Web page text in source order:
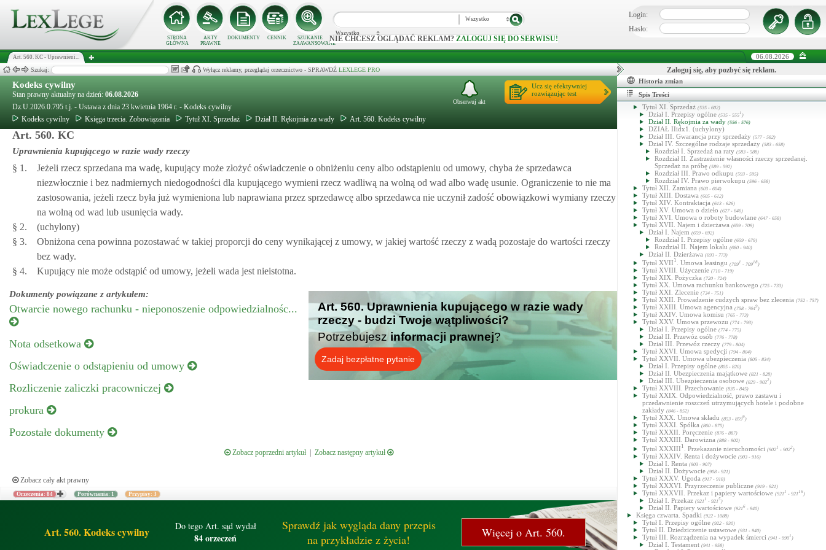
STRONA
GŁÓWNA
AKTY
PRAWNE
DOKUMENTY CENNIK
SZUKANIE
ZAAWANSOWANE
Wszystko
Wszystko
NIE CHCESZ OGLĄDAĆ REKLAM? ZALOGUJ SIĘ DO SERWISU!
Login:
Hasło:
Art. 560. KC - Uprawnieni... 06.08.2026
Szukaj: Wyłącz reklamy, przeglądaj orzecznictwo - SPRAWDŹ LEXLEGE PRO
Kodeks cywilny
Stan prawny aktualny na dzień: 06.08.2026
Dz.U.2026.0.795 t.j. - Ustawa z dnia 23 kwietnia 1964 r. - Kodeks cywilny
Kodeks cywilny
Księga trzecia. Zobowiązania Tytuł XI. Sprzedaż Dział II. Rękojmia za wady Art. 560. Kodeks cywilny
Ucz się efektywniej
rozwiązując test
Obserwuj akt
Art. 560. KC
Uprawnienia kupującego w razie wady rzeczy
§ 1.
Jeżeli rzecz sprzedana ma wadę, kupujący może złożyć oświadczenie o obniżeniu ceny albo odstąpieniu od umowy, chyba że sprzedawca
niezwłocznie i bez nadmiernych niedogodności dla kupującego wymieni rzecz wadliwą na wolną od wad albo wadę usunie. Ograniczenie to nie ma
zastosowania, jeżeli rzecz była już wymieniona lub naprawiana przez sprzedawcę albo sprzedawca nie uczynił zadość obowiązkowi wymiany rzeczy
na wolną od wad lub usunięcia wady.
§ 2.
(uchylony)
§ 3.
Obniżona cena powinna pozostawać w takiej proporcji do ceny wynikającej z umowy, w jakiej wartość rzeczy z wadą pozostaje do wartości rzeczy
bez wady.
§ 4.
Kupujący nie może odstąpić od umowy, jeżeli wada jest nieistotna.
Dokumenty powiązane z artykułem:
Otwarcie nowego rachunku - nieponoszenie odpowiedzialnośc...
Nota odsetkowa
Oświadczenie o odstąpieniu od umowy
Rozliczenie zaliczki pracowniczej
prokura
Pozostałe dokumenty
Art. 560. Uprawnienia kupującego w razie wady
rzeczy - budzi Twoje wątpliwości?
Potrzebujesz informacji prawnej?
Zadaj bezpłatne pytanie
Zobacz poprzedni artykuł| Zobacz następny artykuł
Zobacz cały akt prawny
Orzeczenia: 84 Porównania: 1 Przypisy: 3
Art. 560. Kodeks cywilny Do tego Art. sąd wydał
84 orzeczeń
Sprawdź jak wygląda dany przepis
na przykładzie z życia!
Więcej o Art. 560.
Zaloguj się, aby pozbyć się reklam.
Historia zmian
Spis Treści
Tytuł VII. Wykonanie zobowiązań i skutki ich niewykonania
(450 - 497)
Dział I. Wykonanie zobowiązań (450 - 470)
Dział II. Skutki niewykonania zobowiązań(471 - 486)
umów wzajemnych(487 - 508)
Tytuł VIII. Potrącenie, odnowienie, zwolnienie z długu
(498 - 508)
Tytuł IX. Zmiana wierzyciela lub dłużnika (509 - 526)
Dział I. Zmiana wierzyciela
Dział II. Zmiana dłużnika
Tytuł X. Ochrona wierzyciela w razie niewypłacalności
dłużnika(527 - 534)
Tytuł XI. Sprzedaż (535 - 602)
Dział I. Przepisy ogólne (535 - 5551 )
Dział II. Rękojmia za wady (556 - 576)
DZIAŁ IIidx1. (uchylony)
Dział III. Gwarancja przy sprzedaży (577 - 582)
Dział IV. Szczególne rodzaje sprzedaży (583 - 658)
Rozdział I. Sprzedaż na raty (583 - 588)
Rozdział II. Zastrzeżenie własności rzeczy sprzedanej.
Sprzedaż na próbę (589 - 592)
Rozdział III. Prawo odkupu (593 - 595)
Rozdział IV. Prawo pierwokupu (596 - 658)
Tytuł XII. Zamiana (603 - 604)
Tytuł XIII. Dostawa (605 - 612)
Tytuł XIV. Kontraktacja (613 - 626)
Tytuł XV. Umowa o dzieło (627 - 646)
Tytuł XVI. Umowa o roboty budowlane (647 - 658)
Tytuł XVII. Najem i dzierżawa (659 - 709)
Dział I. Najem (659 - 692)
Rozdział I. Przepisy ogólne (659 - 679)
Rozdział II. Najem lokalu (680 - 940)
Dział II. Dzierżawa (693 - 773)
Tytuł XVII 1 . Umowa leasingu (7091 - 70918)
Tytuł XVIII. Użyczenie (710 - 719)
Tytuł XIX. Pożyczka (720 - 724)
Tytuł XX. Umowa rachunku bankowego (725 - 733)
Tytuł XXI. Zlecenie (734 - 751)
Tytuł XXII. Prowadzenie cudzych spraw bez zlecenia (752 - 757)
Tytuł XXIII. Umowa agencyjna (758 - 7649)
Tytuł XXIV. Umowa komisu (765 - 773)
Tytuł XXV. Umowa przewozu (774 - 793)
Dział I. Przepisy ogólne (774 - 775)
Dział II. Przewóz osób (776 - 778)
Dział III. Przewóz rzeczy (779 - 804)
Tytuł XXVI. Umowa spedycji (794 - 804)
Tytuł XXVII. Umowa ubezpieczenia (805 - 834)
Dział I. Przepisy ogólne (805 - 820)
Dział II. Ubezpieczenia majątkowe (821 - 828)
Dział III. Ubezpieczenia osobowe (829 - 9022)
Tytuł XXVIII. Przechowanie (835 - 845)
Tytuł XXIX. Odpowiedzialność, prawo zastawu i
przedawnienie roszczeń utrzymujących hotele i podobne
zakłady (846 - 852)
Tytuł XXX. Umowa składu (853 - 8599)
Tytuł XXXI. Spółka (860 - 875)
Tytuł XXXII. Poręczenie (876 - 887)
Tytuł XXXIII. Darowizna (888 - 902)
Tytuł XXXIII 1 . Przekazanie nieruchomości (9021 - 9022)
Tytuł XXXIV. Renta i dożywocie (903 - 916)
Dział I. Renta (903 - 907)
Dział II. Dożywocie (908 - 921)
Tytuł XXXV. Ugoda (917 - 918)
Tytuł XXXVI. Przyrzeczenie publiczne (919 - 921)
Tytuł XXXVII. Przekaz i papiery wartościowe (921 1 - 921 16 )
Dział I. Przekaz (921 1 - 9215 )
Dział II. Papiery wartościowe (9216 - 940)
Księga czwarta. Spadki (922 - 1088)
Tytuł I. Przepisy ogólne (922 - 930)
Tytuł II. Dziedziczenie ustawowe (931 - 940)
Tytuł III. Rozrządzenia na wypadek śmierci (941 - 9901 )
Dział I. Testament (941 - 958)